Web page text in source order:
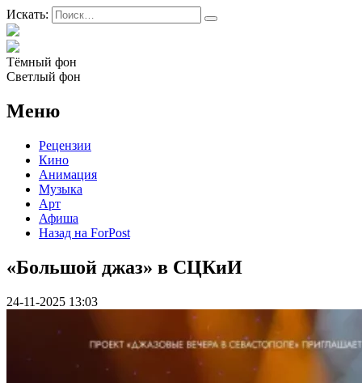
Искать:
Тёмный фон
Светлый фон
Меню
Рецензии
Кино
Анимация
Музыка
Арт
Афиша
Назад на ForPost
«Большой джаз» в СЦКиИ
24-11-2025 13:03